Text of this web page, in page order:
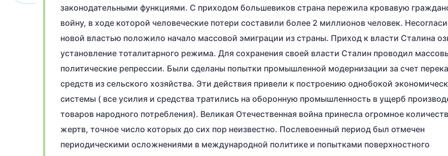
законодательными функциями. С приходом большевиков страна пережила кровавую
войну, в ходе которой человеческие потери составили более 2 миллионов человек.
новой властью положило начало массовой эмиграции из страны. Приход к власти Сталина
установление тоталитарного режима. Для сохранения своей власти Сталин проводил
политические репрессии. Были сделаны попытки промышленной модернизации за счет
средств из сельского хозяйства. Эти действия привели к построению однобокой
системы ( все усилия и средства тратились на оборонную промышленность в ущерб
товаров народного потребления). Великая Отечественная война принесла огромное
жертв, точное число которых до сих пор неизвестно. Послевоенный период был отмечен
периодическими осложнениями в международной политике и попытками поверхностного